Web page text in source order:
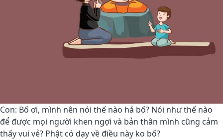
Con: Bố ơi, mình nên nói thế nào hả bố? Nói như thế nào
để được mọi người khen ngợi và bản thân mình cũng cảm
thấy vui vẻ? Phật có dạy về điều này ko bố?